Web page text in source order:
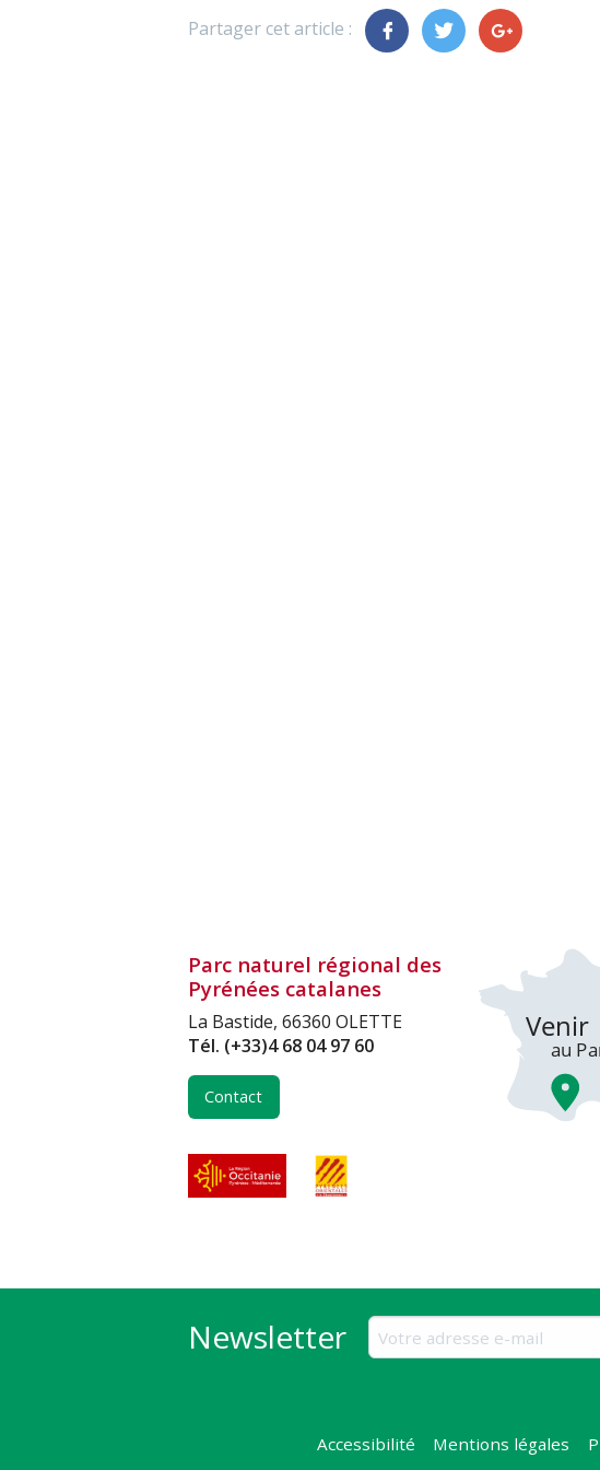
Partager cet article :
Parc naturel régional des
Pyrénées catalanes
La Bastide, 66360 OLETTE
Tél. (+33)4 68 04 97 60
Contact
Newsletter
Accessibilité Mentions légales